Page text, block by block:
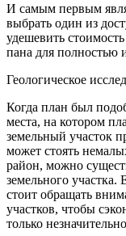
И самым первым
выбрать один из
удешевить
пана для полностью
Геологическое
Когда план был
места, на котором
земельный участок
может стоять
район, можно
земельного участка.
стоит обращать
участков, чтобы
только